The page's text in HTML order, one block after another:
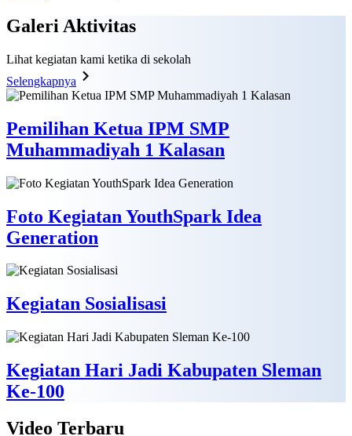
Galeri Aktivitas
Lihat kegiatan kami ketika di sekolah
Selengkapnya
Pemilihan Ketua IPM SMP
Muhammadiyah 1 Kalasan
Foto Kegiatan YouthSpark Idea
Generation
Kegiatan Sosialisasi
Kegiatan Hari Jadi Kabupaten Sleman
Ke-100
Video Terbaru